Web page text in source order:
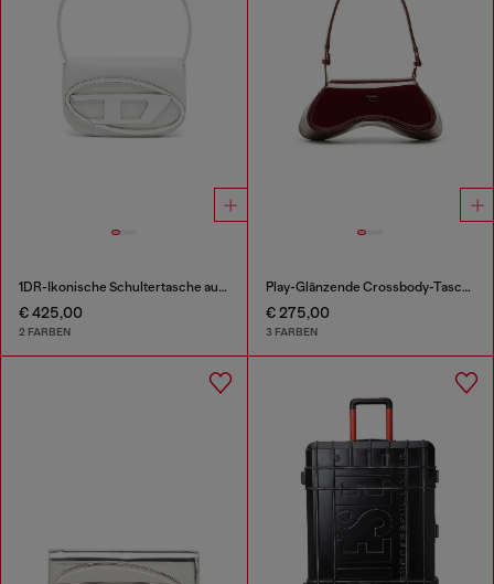
1DR-Ikonische Schultertasche aus Nappa-Leder
€ 425,00
2 FARBEN
Play-Glänzende Crossbody-Tasche
€ 275,00
3 FARBEN